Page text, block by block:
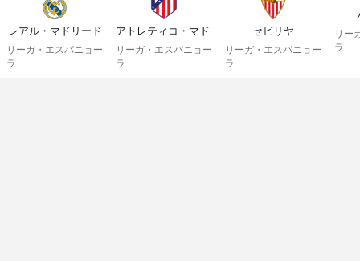
レアル・マドリード
リーガ・エスパニョー
ラ
アトレティコ・マドリード
リーガ・エスパニョー
ラ
セビリヤ
リーガ・エスパニョー
ラ
リー
ラ